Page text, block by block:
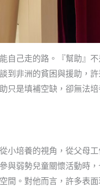
己走的路。『幫助』不
到非洲的貧困與援助，
只是填補空缺，卻無法培
培養的視角，從父母工
與弱勢兒童關懷活動時，
間。對他而言，許多表面